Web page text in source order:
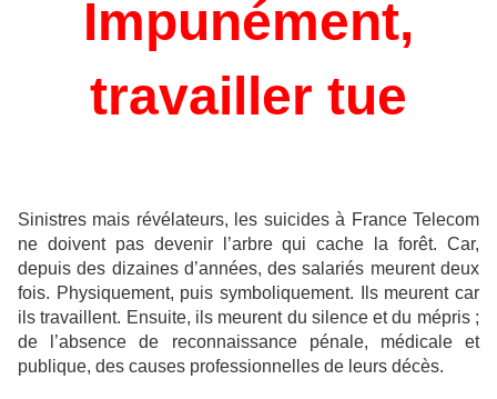
Impunément,
travailler tue
Sinistres mais révélateurs, les suicides à France Telecom
ne doivent pas devenir l’arbre qui cache la forêt. Car,
depuis des dizaines d’années, des salariés meurent deux
fois. Physiquement, puis symboliquement. Ils meurent car
ils travaillent. Ensuite, ils meurent du silence et du mépris ;
de l’absence de reconnaissance pénale, médicale et
publique, des causes professionnelles de leurs décès.